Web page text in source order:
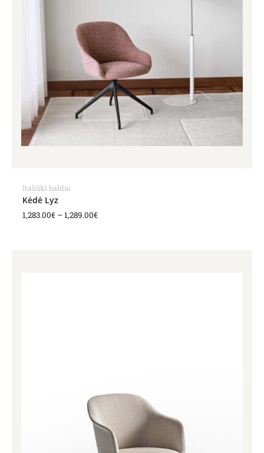
Itališki baldai
Kėdė Lyz
1,283.00€ –1,289.00€